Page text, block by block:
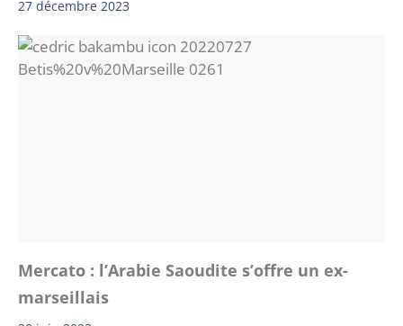
27 décembre 2023
Mercato : l’Arabie Saoudite s’offre un ex-
marseillais